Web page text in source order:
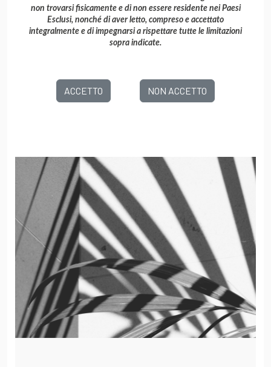
non trovarsi fisicamente e di non essere residente nei Paesi
Esclusi, nonché di aver letto, compreso e accettato
integralmente e di impegnarsi a rispettare tutte le limitazioni
sopra indicate.
ACCETTO NON ACCETTO